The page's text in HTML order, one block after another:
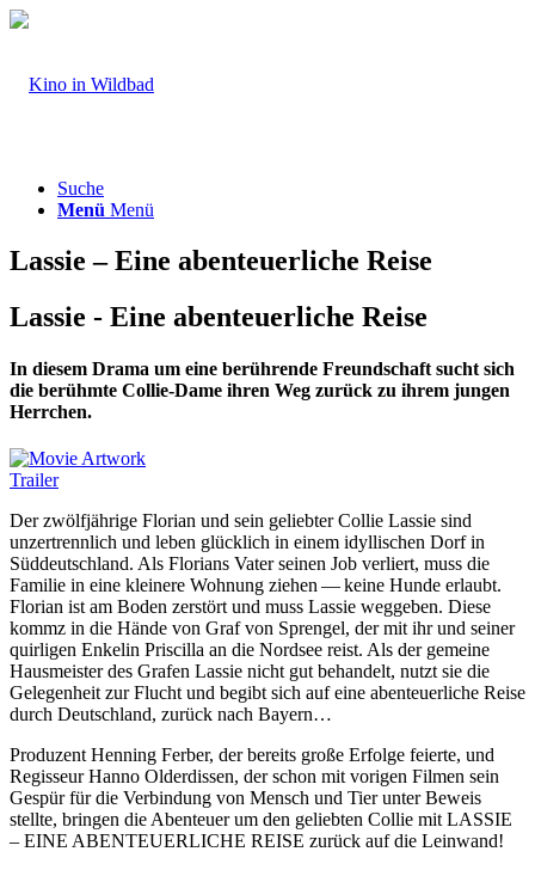
Suche
Menü Menü
Lassie – Eine abenteuerliche Reise
Lassie - Eine abenteuerliche Reise
In diesem Drama um eine berührende Freundschaft sucht sich
die berühmte Collie-Dame ihren Weg zurück zu ihrem jungen
Herrchen.
Trailer
Der zwölfjährige Florian und sein geliebter Collie Lassie sind
unzertrennlich und leben glücklich in einem idyllischen Dorf in
Süddeutschland. Als Florians Vater seinen Job verliert, muss die
Familie in eine kleinere Wohnung ziehen — keine Hunde erlaubt.
Florian ist am Boden zerstört und muss Lassie weggeben. Diese
kommz in die Hände von Graf von Sprengel, der mit ihr und seiner
quirligen Enkelin Priscilla an die Nordsee reist. Als der gemeine
Hausmeister des Grafen Lassie nicht gut behandelt, nutzt sie die
Gelegenheit zur Flucht und begibt sich auf eine abenteuerliche Reise
durch Deutschland, zurück nach Bayern…
Produzent Henning Ferber, der bereits große Erfolge feierte, und
Regisseur Hanno Olderdissen, der schon mit vorigen Filmen sein
Gespür für die Verbindung von Mensch und Tier unter Beweis
stellte, bringen die Abenteuer um den geliebten Collie mit LASSIE
– EINE ABENTEUERLICHE REISE zurück auf die Leinwand!